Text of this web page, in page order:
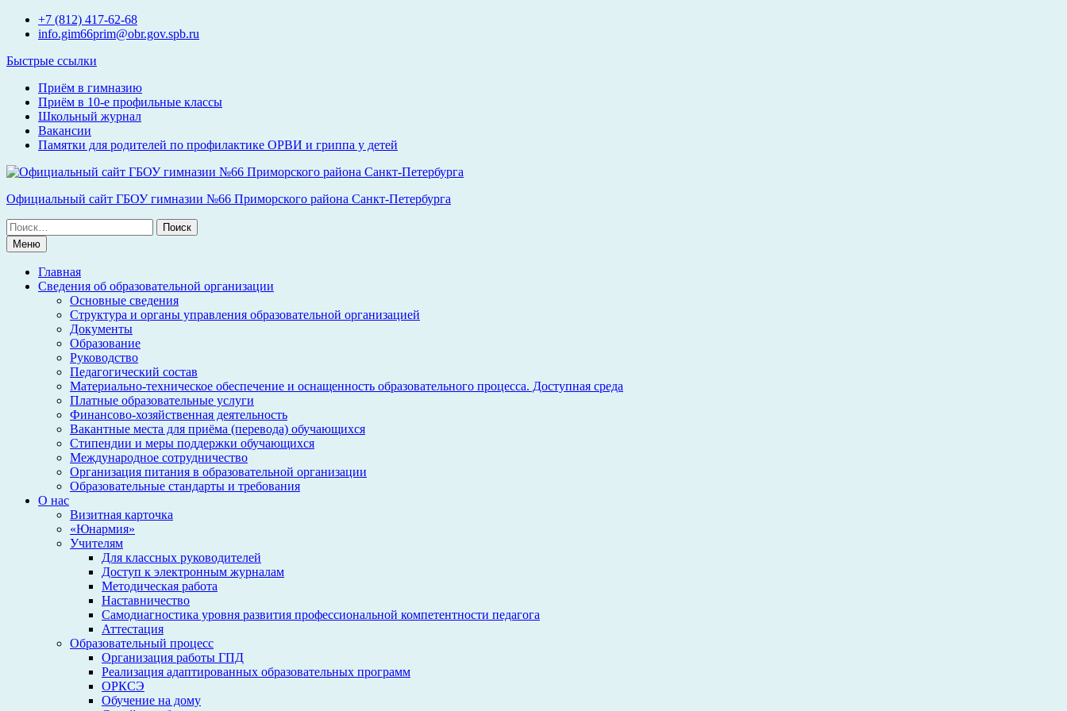
Перейти+7 (812) 417-62-68
info.gim66prim@obr.gov.spb.ru
Быстрые ссылки
Приём в гимназию
Приём в 10-е профильные классы
Школьный журнал
Вакансии
Памятки для родителей по профилактике ОРВИ и гриппа у детей
Официальный сайт ГБОУ гимназии №66 Приморского района Санкт-Петербурга
Поиск
по:Меню
Главная
Сведения об образовательной организации
Основные сведения
Структура и органы управления образовательной организацией
Документы
Образование
Руководство
Педагогический состав
Материально-техническое обеспечение и оснащенность образовательного процесса. Доступная среда
Платные образовательные услуги
Финансово-хозяйственная деятельность
Вакантные места для приёма (перевода) обучающихся
Стипендии и меры поддержки обучающихся
Международное сотрудничество
Организация питания в образовательной организации
Образовательные стандарты и требования
О нас
Визитная карточка
«Юнармия»
Учителям
Для классных руководителей
Доступ к электронным журналам
Методическая работа
Наставничество
Самодиагностика уровня развития профессиональной компетентности педагога
Аттестация
Образовательный процесс
Организация работы ГПД
Реализация адаптированных образовательных программ
ОРКСЭ
Обучение на дому